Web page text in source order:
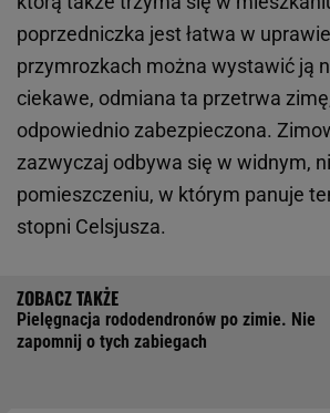
poprzedniczka jest łatwa w
przymrozkach można wystawić ją
ciekawe, odmiana ta przetrwa
odpowiednio zabezpieczona.
zazwyczaj odbywa się w widnym,
pomieszczeniu, w którym panuje
stopni Celsjusza.
Pielęgnacja rododendronów po zimie. Nie
zapomnij o tych zabiegach